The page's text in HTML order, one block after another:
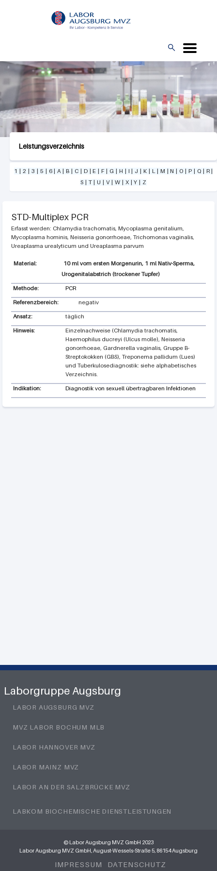
Direkt
zum
O

Leistungsverzeichnis
1 | 2 | 3 | 5 | 6 | A | B | C | D | E | F | G | H | I | J | K | L | M | N | O | P | Q | R |
S | T | U | V | W | X | Y | Z
STD-Multiplex PCR
Erfasst werden: Chlamydia trachomatis, Mycoplasma genitalium,
Mycoplasma hominis, Neisseria gonorrhoeae, Trichomonas vaginalis,
Ureaplasma urealyticum und Ureaplasma parvum
10 ml vom ersten Morgenurin, 1 ml Nativ-Sperma,
Urogenitalabstrich (trockener Tupfer)
Methode: PCR
Referenzbereich: negativ
Ansatz: täglich
Hinweis:
Einzelnachweise (Chlamydia trachomatis,
Haemophilus ducreyi (Ulcus molle), Neisseria
gonorrhoeae, Gardnerella vaginalis, Gruppe B-
Streptokokken (GBS), Treponema pallidum (Lues)
und Tuberkulosediagnostik: siehe alphabetisches
Verzeichnis.
Indikation: Diagnostik von sexuell übertragbaren Infektionen
© Labor Augsburg MVZ GmbH 2023
Labor Augsburg MVZ GmbH, August-Wessels-Straße 5, 86154 Augsburg
IMPRESSUM DATENSCHUTZ
Laborgruppe Augsburg
LABOR AUGSBURG MVZ
MVZ LABOR BOCHUM MLB
LABOR HANNOVER MVZ
LABOR MAINZ MVZ
LABOR AN DER SALZBRÜCKE MVZ
LABKOM BIOCHEMISCHE DIENSTLEISTUNGEN